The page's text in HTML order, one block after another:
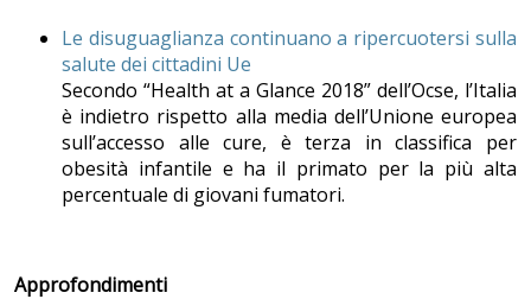
Le disuguaglianza continuano a ripercuotersi sulla
salute dei cittadini Ue
Secondo “Health at a Glance 2018” dell’Ocse, l’Italia
è indietro rispetto alla media dell’Unione europea
sull’accesso alle cure, è terza in classifica per
obesità infantile e ha il primato per la più alta
percentuale di giovani fumatori.
Approfondimenti